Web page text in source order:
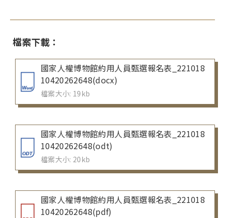
檔案下載：
國家人權博物館約用人員甄選報名表_221018
10420262648(docx)
檔案大小: 19kb
國家人權博物館約用人員甄選報名表_221018
10420262648(odt)
檔案大小: 20kb
國家人權博物館約用人員甄選報名表_221018
10420262648(pdf)